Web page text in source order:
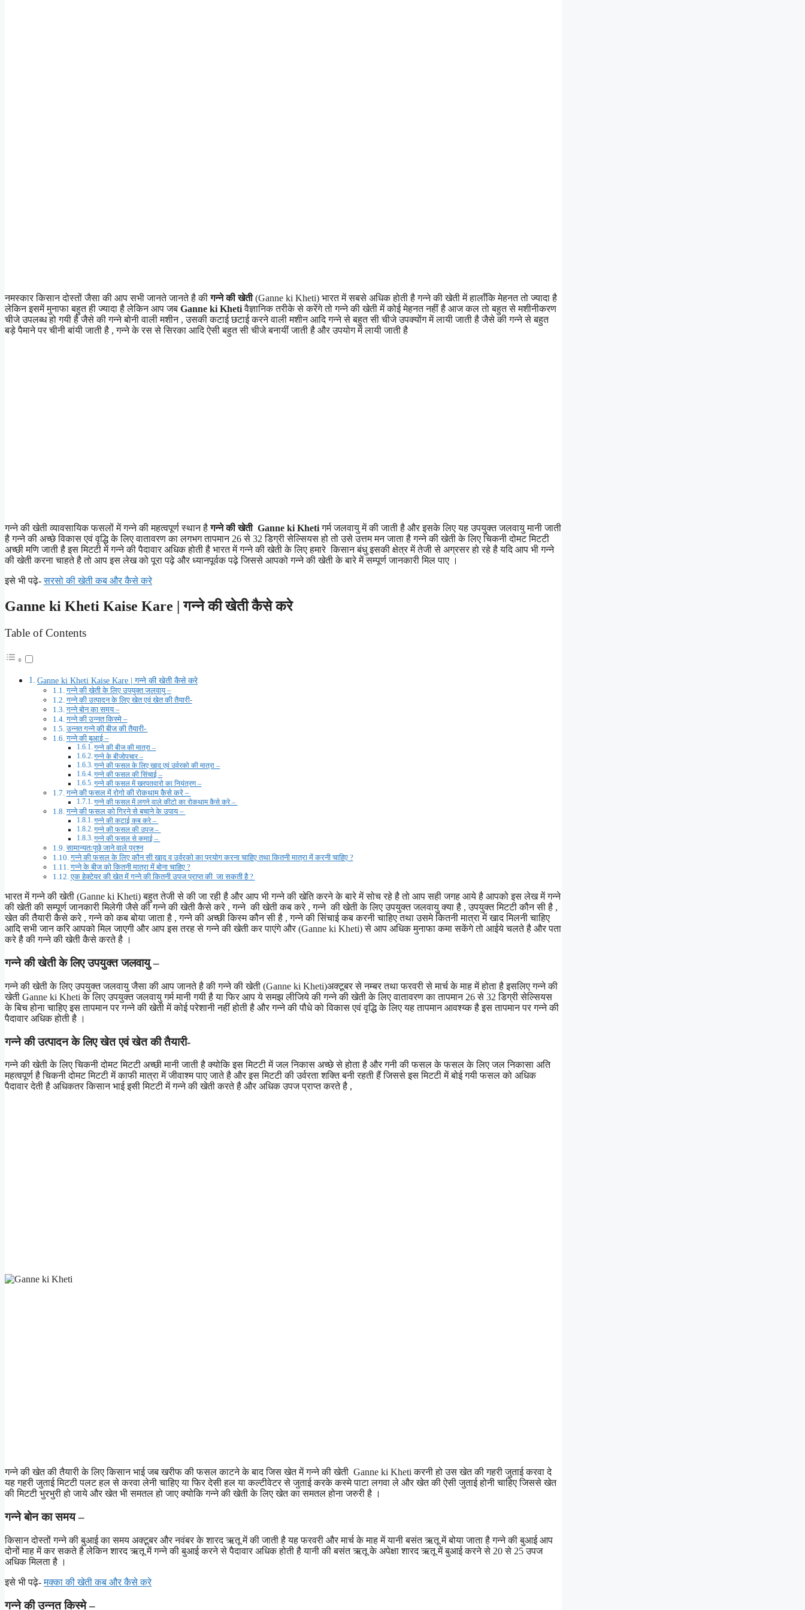
नमस्कार किसान दोस्तों जैसा की आप सभी जानते जानते है कीगन्ने की खेती(Ganne ki Kheti) भारत में सबसे अधिक होती है गन्ने की खेती में हालाँकि मेहनत तो ज्यादा है
लेकिन इसमें मुनाफा बहुत ही ज्यादा है लेकिन आप जब Ganne ki Khetiवैज्ञानिक तरीके से करेंगे तो गन्ने की खेती में कोई मेहनत नहीं है आज कल तो बहुत से मशीनीकरण
चीजे उपलब्ध हो गयी है जैसे की गन्ने बोनी वाली मशीन , उसकी कटाई छटाई करने वाली मशीन आदि गन्ने से बहुत सी चीजे उपक्योंग में लायी जाती है जैसे की गन्ने से बहुत
बड़े पैमाने पर चीनी बांयी जाती है , गन्ने के रस से सिरका आदि ऐसी बहुत सी चीजे बनायीं जाती है और उपयोग में लायी जाती है
गन्ने की खेती व्यावसायिक फसलों में गन्ने की महत्वपूर्ण स्थान हैगन्ने की खेती Ganne ki Khetiगर्म जलवायु में की जाती है और इसके लिए यह उपयुक्त जलवायु मानी जाती
है गन्ने की अच्छे विकास एवं वृद्धि के लिए वातावरण का लगभग तापमान 26 से 32 डिग्री सेल्सियस हो तो उसे उत्तम मन जाता है गन्ने की खेती के लिए चिकनी दोमट मिटटी
अच्छी मणि जाती है इस मिटटी में गन्ने की पैदावार अधिक होती है भारत में गन्ने की खेती के लिए हमारे किसान बंधु इसकी क्षेत्र में तेजी से अग्रसर हो रहे है यदि आप भी गन्ने
की खेती करना चाहते है तो आप इस लेख को पूरा पढ़े और ध्यानपूर्वक पढ़े जिससे आपको गन्ने की खेती के बारे में सम्पूर्ण जानकारी मिल पाए ।
इसे भी पढ़े-सरसो की खेती कब और कैसे करे
Ganne ki Kheti Kaise Kare | गन्ने की खेती कैसे करे
Table of Contents
Ganne ki Kheti Kaise Kare | गन्ने की खेती कैसे करे
गन्ने की खेती के लिए उपयुक्त जलवायु –
गन्ने की उत्पादन के लिए खेत एवं खेत की तैयारी-
गन्ने बोन का समय –
गन्ने की उन्नत किस्मे –
उन्नत गन्ने की बीज की तैयारी-
गन्ने की बुआई –
गन्ने की बीज की मात्रा –
गन्ने के बीजोपचार –
गन्ने की फसल के लिए खाद एवं उर्वरको की मात्रा –
गन्ने की फसल की सिंचाई –
गन्ने की फसल में खरपतवारो का नियंत्रण –
गन्ने की फसल में रोगो की रोकथाम कैसे करे –
गन्ने की फसल में लगने वाले कीटो का रोकथाम कैसे करे –
गन्ने की फसल को गिरने से बचाने के उपाय –
गन्ने की कटाई कब करे –
गन्ने की फसल की उपज –
गन्ने की फसल से कमाई –
सामान्यतःपूछे जाने वाले प्रश्न
गन्ने की फसल के लिए कौन सी खाद व उर्वरको का प्रयोग करना चाहिए तथा कितनी मात्रा में करनी चाहिए ?
गन्ने के बीज को कितनी मात्रा में बोना चाहिए ?
एक हेक्टेयर की खेत में गन्ने की कितनी उपज प्राप्त की जा सकती है ?
भारत में गन्ने की खेती (Ganne ki Kheti) बहुत तेजी से की जा रही है और आप भी गन्ने की खेति करने के बारे में सोच रहे है तो आप सही जगह आये है आपको इस लेख में गन्ने
की खेती की सम्पूर्ण जानकारी मिलेगी जैसे की गन्ने की खेती कैसे करे , गन्ने की खेती कब करे , गन्ने की खेती के लिए उपयुक्त जलवायु क्या है , उपयुक्त मिटटी कौन सी है ,
खेत की तैयारी कैसे करे , गन्ने को कब बोया जाता है , गन्ने की अच्छी किस्म कौन सी है , गन्ने की सिंचाई कब करनी चाहिए तथा उसमे कितनी मात्रा में खाद मिलनी चाहिए
आदि सभी जान करि आपको मिल जाएगी और आप इस तरह से गन्ने की खेती कर पाएंगे और (Ganne ki Kheti) से आप अधिक मुनाफा कमा सकेंगे तो आईये चलते है और पता
करे है की गन्ने की खेती कैसे करते है ।
गन्ने की खेती के लिए उपयुक्त जलवायु –
गन्ने की खेती के लिए उपयुक्त जलवायु जैसा की आप जानते है की गन्ने की खेती (Ganne ki Kheti)अक्टूबर से नम्बर तथा फरवरी से मार्च के माह में होता है इसलिए गन्ने की
खेती Ganne ki Kheti के लिए उपयुक्त जलवायु गर्म मानी गयी है या फिर आप ये समझ लीजिये की गन्ने की खेती के लिए वातावरण का तापमान 26 से 32 डिग्री सेल्सियस
के बिच होना चाहिए इस तापमान पर गन्ने की खेती में कोई परेशानी नहीं होती है और गन्ने की पौधे को विकास एवं वृद्धि के लिए यह तापमान आवश्य्क है इस तापमान पर गन्ने की
पैदावार अधिक होती है ।
गन्ने की उत्पादन के लिए खेत एवं खेत की तैयारी-
गन्ने की खेती के लिए चिकनी दोमट मिटटी अच्छी मानीजातीहै क्योकि इस मिटटी में जल निकास अच्छे से होता है और गनी की फसल के फसल के लिए जल निकासा अति
महत्वपूर्ण है चिकनी दोमट मिटटी में काफी मात्रा में जीवाश्म पाए जाते है और इस मिटटी की उर्वरता शक्ति बनी रहती हैं जिससे इस मिटटी में बोई गयी फसल को अधिक
पैदावार देती है अधिकतर किसान भाई इसी मिटटी में गन्ने की खेती करते है और अधिक उपज प्राप्त करते है ,
गन्ने की खेत की तैयारी के लिए किसान भाई जब खरीफ की फसल काटने के बाद जिस खेत में गन्ने की खेती Ganne ki Kheti करनी हो उस खेत की गहरी जुताई करवा दे
यह गहरी जुताई मिटटी पलट हल से करवा लेनी चाहिए या फिर देसी हल या कल्टीवेटर से जुताई करके कस्मे पाटा लगवा ले और खेत की ऐसी जुताई होनी चाहिए जिससे खेत
की मिटटी भुरभुरी हो जाये और खेत भी समतल हो जाए क्योकि गन्ने की खेती के लिए खेत का समतल होना जरुरी है ।
गन्ने बोन का समय –
किसान दोस्तों गन्ने की बुआई का समय अक्टूबर और नवंबर के शारद ऋतू में की जाती है यह फरवरी और मार्च के माह में यानी बसंत ऋतू में बोया जाता है गन्ने की बुआई आप
दोनों माह में कर सकते है लेकिन शारद ऋतू में गन्ने की बुआई करने से पैदावार अधिक होती है यानी की बसंत ऋतू के अपेक्षा शारद ऋतू में बुआई करने से 20 से 25 उपज
अधिक मिलता है ।
इसे भी पढ़े-मक्का की खेती कब और कैसे करे
गन्ने की उन्नत किस्मे –